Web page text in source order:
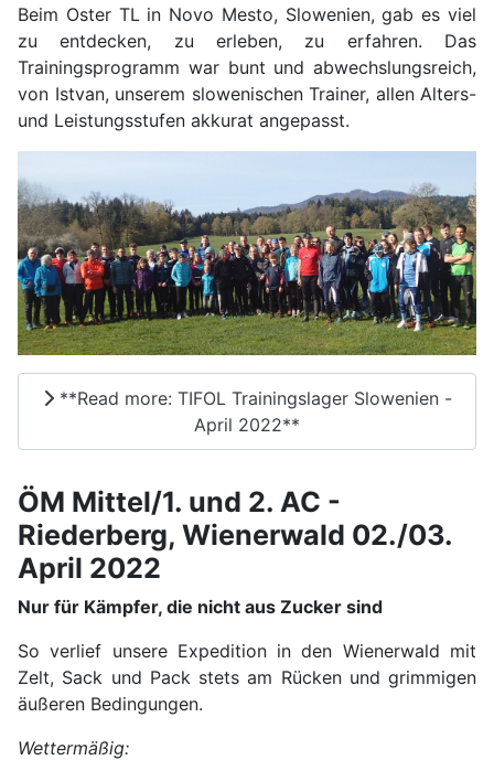
Beim Oster TL in Novo Mesto, Slowenien, gab es viel
zu entdecken, zu erleben, zu erfahren. Das
Trainingsprogramm war bunt und abwechslungsreich,
von Istvan, unserem slowenischen Trainer, allen Alters-
und Leistungsstufen akkurat angepasst.
**Read more: TIFOL Trainingslager Slowenien -
April 2022**
ÖM Mittel/1. und 2. AC -
Riederberg, Wienerwald 02./03.
April 2022
Nur für Kämpfer, die nicht aus Zucker sind
So verlief unsere Expedition in den Wienerwald mit
Zelt, Sack und Pack stets am Rücken und grimmigen
äußeren Bedingungen.
Wettermäßig: